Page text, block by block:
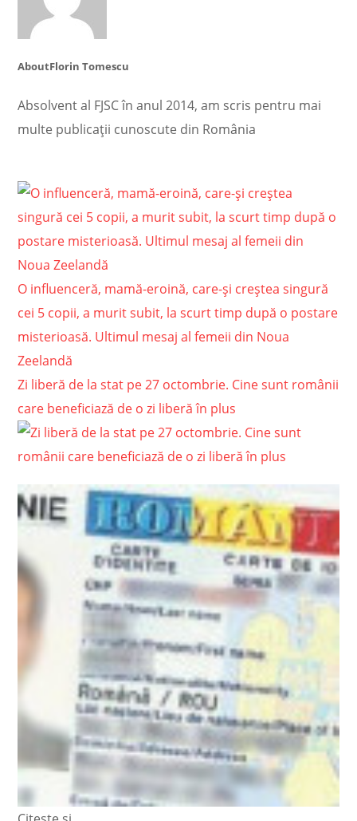
AboutFlorin Tomescu
Absolvent al FJSC în anul 2014, am scris pentru mai
multe publicații cunoscute din România
O influenceră, mamă-eroină, care-şi creştea singură
cei 5 copii, a murit subit, la scurt timp după o postare
misterioasă. Ultimul mesaj al femeii din Noua
Zeelandă
Zi liberă de la stat pe 27 octombrie. Cine sunt românii
care beneficiază de o zi liberă în plus